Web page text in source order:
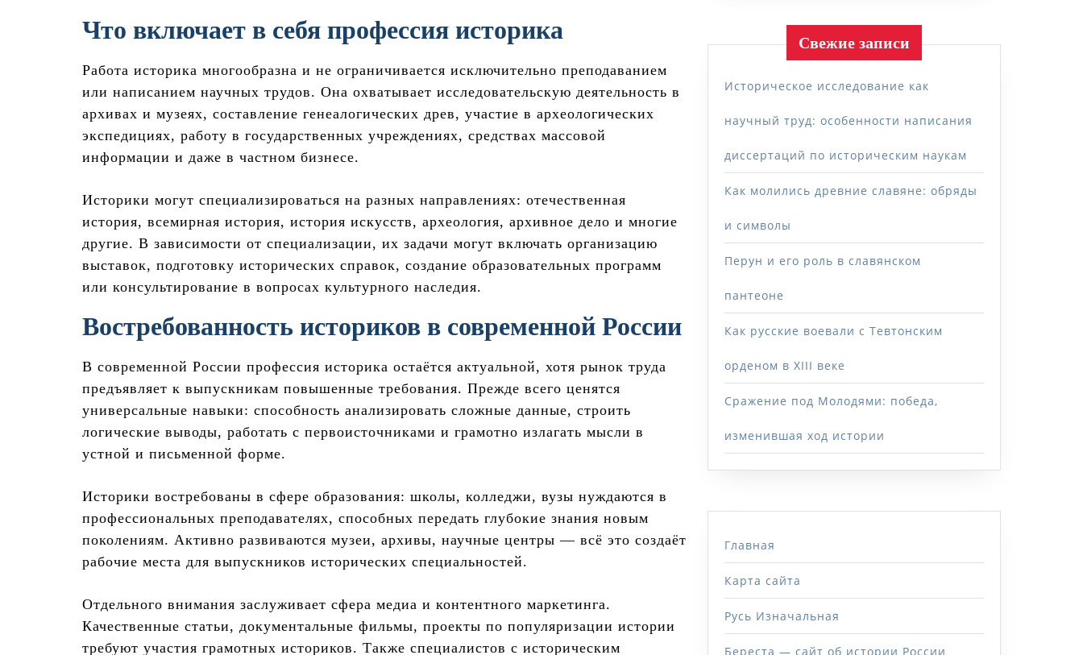
Что включает в себя профессия историка
Работа историка многообразна и не ограничивается исключительно преподаванием
или написанием научных трудов. Она охватывает исследовательскую деятельность в
архивах и музеях, составление генеалогических древ, участие в археологических
экспедициях, работу в государственных учреждениях, средствах массовой
информации и даже в частном бизнесе.
Историки могут специализироваться на разных направлениях: отечественная
история, всемирная история, история искусств, археология, архивное дело и многие
другие. В зависимости от специализации, их задачи могут включать организацию
выставок, подготовку исторических справок, создание образовательных программ
или консультирование в вопросах культурного наследия.
Востребованность историков в современной России
В современной России профессия историка остаётся актуальной, хотя рынок труда
предъявляет к выпускникам повышенные требования. Прежде всего ценятся
универсальные навыки: способность анализировать сложные данные, строить
логические выводы, работать с первоисточниками и грамотно излагать мысли в
устной и письменной форме.
Историки востребованы в сфере образования: школы, колледжи, вузы нуждаются в
профессиональных преподавателях, способных передать глубокие знания новым
поколениям. Активно развиваются музеи, архивы, научные центры — всё это создаёт
рабочие места для выпускников исторических специальностей.
Отдельного внимания заслуживает сфера медиа и контентного маркетинга.
Качественные статьи, документальные фильмы, проекты по популяризации истории
требуют участия грамотных историков. Также специалистов с историческим
Свежие записи
Историческое исследование как
научный труд: особенности написания
диссертаций по историческим наукам
Как молились древние славяне: обряды
и символы
Перун и его роль в славянском
пантеоне
Как русские воевали с Тевтонским
орденом в XIII веке
Сражение под Молодями: победа,
изменившая ход истории
Главная
Карта сайта
Русь Изначальная
Береста — сайт об истории России